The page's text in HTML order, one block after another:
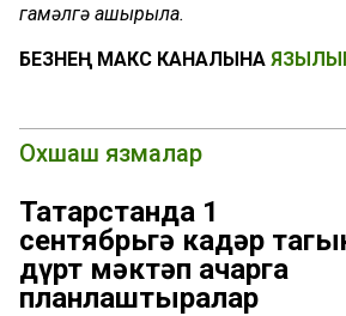
гамәлгә ашырыла.
БЕЗНЕҢ МАКС КАНАЛЫНА
Охшаш язмалар
Татарстанда 1
сентябрьгә кадәр
дүрт мәктәп ачарга
планлаштыралар